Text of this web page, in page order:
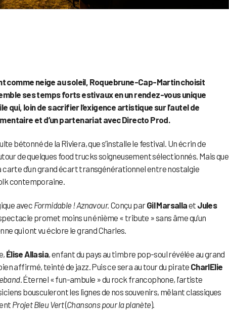
comme neige au soleil, Roquebrune-Cap-Martin choisit
ses temps forts estivaux en un rendez-vous unique
qui, loin de sacrifier l’exigence artistique sur l’autel de
et d’un partenariat avec Directo Prod.
bétonné de la Riviera, que s’installe le festival. Un écrin de
de quelques food trucks soigneusement sélectionnés. Mais que
carte d’un grand écart transgénérationnel entre nostalgie
contemporaine.
avec Formidable ! Aznavour. Conçu parGil Marsallaet Jules
promet moins un énième « tribute » sans âme qu’un
qui ont vu éclore le grand Charles.
Élise Allasia, enfant du pays au timbre pop-soul révélée au grand
affirmé, teinté de jazz. Puis ce sera au tour du pirate CharlElie
. Éternel « fun-ambule » du rock francophone, l’artiste
bousculeront les lignes de nos souvenirs, mêlant classiques
Projet Bleu Vert(Chansons pour la planète).